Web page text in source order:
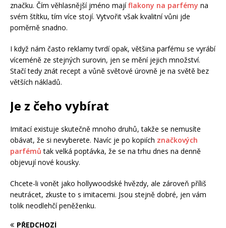
značku. Čím věhlasnější jméno majíflakony na parfémy na
svém štítku, tím více stojí. Vytvořit však kvalitní vůni jde
poměrně snadno.
I když nám často reklamy tvrdí opak, většina parfému se vyrábí
víceméně ze stejných surovin, jen se mění jejich množství.
Stačí tedy znát recept a vůně světové úrovně je na světě bez
větších nákladů.
Je z čeho vybírat
Imitací existuje skutečně mnoho druhů, takže se nemusíte
obávat, že si nevyberete. Navíc je po kopiích značkových
parfémů tak velká poptávka, že se na trhu dnes na denně
objevují nové kousky.
Chcete-li vonět jako hollywoodské hvězdy, ale zároveň příliš
neutrácet, zkuste to s imitacemi. Jsou stejně dobré, jen vám
tolik neodlehčí peněženku.
PŘEDCHOZÍ